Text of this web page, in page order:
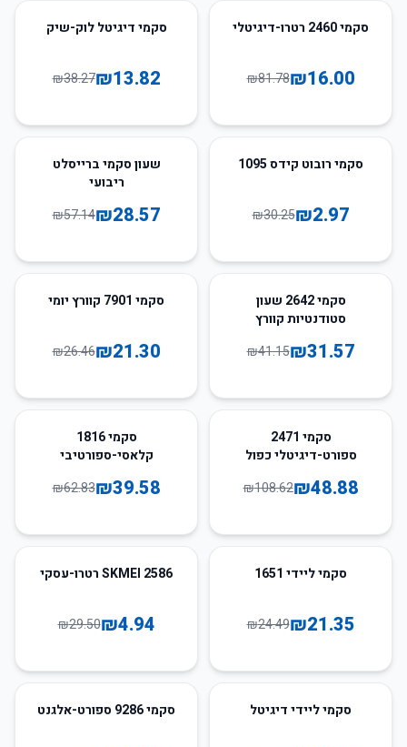
80
סקמי 2460 רטרו-דיגיטלי
₪16.00
₪81.78
64
סקמי דיגיטל לוק-שיק
₪13.82
₪38.27
90
סקמי רובוט קידס 1095
₪2.97
₪30.25
שעון סקמי ברייסלט
ריבועי
₪28.57
₪57.14
סקמי 2642 שעון
סטודנטיות קוורץ
₪31.57
₪41.15
20סקמי 7901 קוורץ יומי
₪21.30
₪26.46
סקמי 2471
ספורט-דיגיטלי כפול
₪48.88
₪108.62
סקמי 1816
קלאסי-ספורטיבי
₪39.58
₪62.83
סקמי ליידי 1651
₪21.35
₪24.49
83
SKMEI 2586 רטרו-עסקי
₪4.94
₪29.50
סקמי ליידי דיגיטל 74
סקמי 9286 ספורט-אלגנט